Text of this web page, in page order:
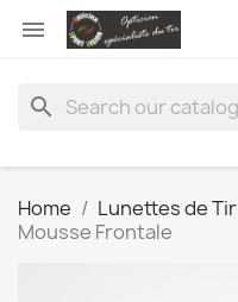

search
Home Lunettes de Tir
Mousse Frontale